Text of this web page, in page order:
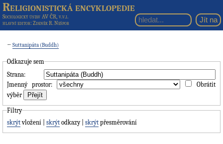
Religionistická encyklopedie
Sociologický ústav AV ČR, v.v.i.
hlavní editor: Zdeněk R. Nešpor
←Suttanipáta (Buddh)
Odkazuje sem
Strana:
Jmenný prostor:
Obrátit
výběr
Filtry
skrýtvložení |skrýt odkazy |skrýt přesměrování